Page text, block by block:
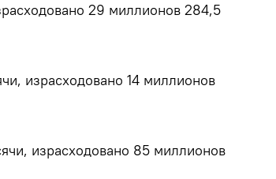
29 миллионов 284,5
израсходовано 14 миллионов
израсходовано 85 миллионов